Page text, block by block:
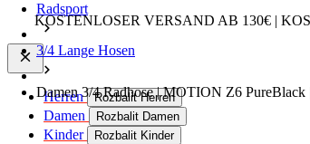
KOSTENLOSER VERSAND AB 130€ |
Herren Rozbalit Herren
Damen Rozbalit Damen
Kinder Rozbalit Kinder
Radsport
3/4 Lange Hosen
Damen 3/4 Radhose | MOTION Z6 PureBlack